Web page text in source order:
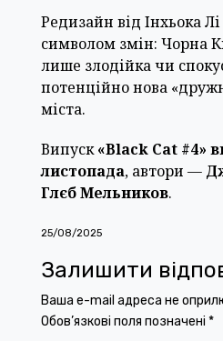
Редизайн від Інхьока
символом змін: Чорна
лише злодійка чи
потенційно нова
міста.
Випуск«Black Cat #4»
листопада, автори —
Глєб Мельников.
25/08/2025
Залишити
Ваша e-mail адреса не
Обов’язкові поля позначені *